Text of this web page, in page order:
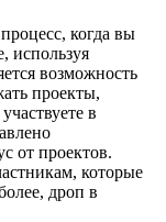
когда вы
используя
возможность
проекты,
в
от проектов.
которые
дроп в